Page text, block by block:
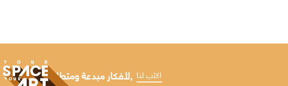
لأفكار مبدعة ومتطلبات مخصصة, اكتب لنا